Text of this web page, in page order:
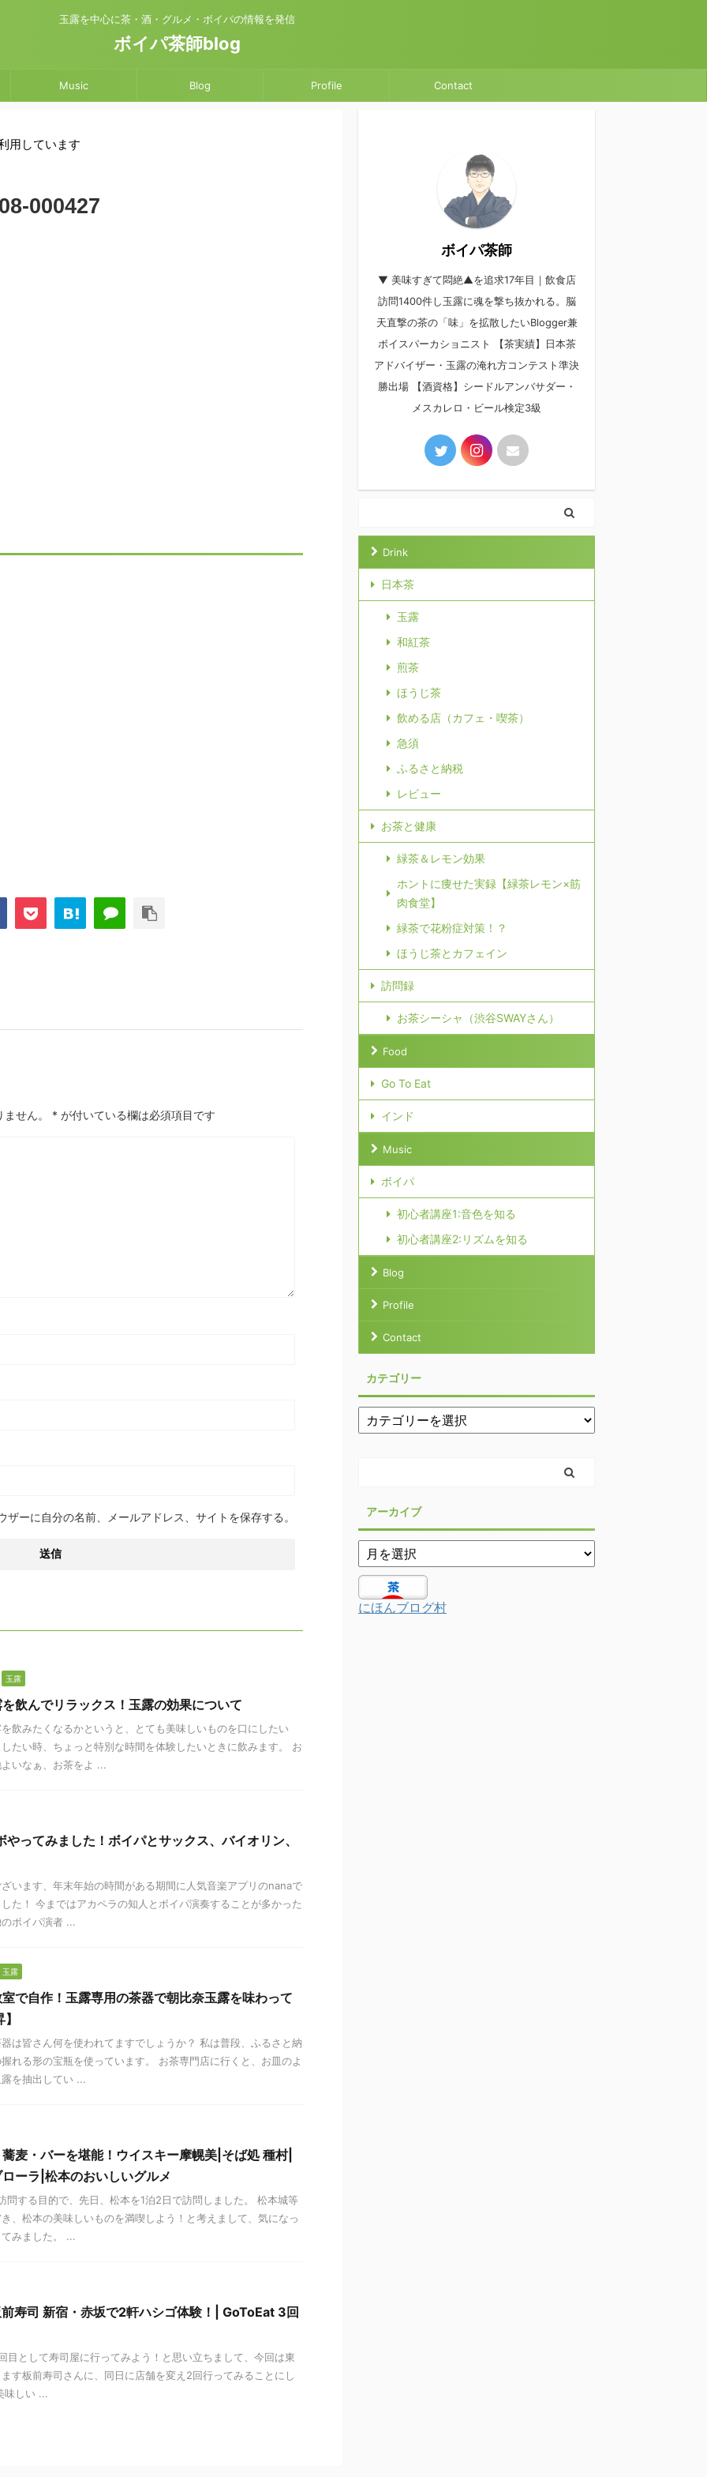
玉露を中心に茶・酒・グルメ・ボイパの情報を発信
ボイパ茶師blog
Music Blog Profile Contact
用しています
000427
せん。 * が付いている欄は必須項目です
ーに自分の名前、メールアドレス、サイトを保存する。
玉露
飲んでリラックス！玉露の効果について
飲みたくなるかというと、とても美味しいものを口にしたい
たい時、ちょっと特別な時間を体験したいときに飲みます。 お
いなぁ、お茶をよ ...
ってみました！ボイパとサックス、バイオリン、
います、年末年始の時間がある期間に人気音楽アプリのnanaで
た！ 今まではアカペラの知人とボイパ演奏することが多かった
ボイパ演者 ...
玉露
で自作！玉露専用の茶器で朝比奈玉露を味わって
は皆さん何を使われてますでしょうか？ 私は普段、ふるさと納
れる形の宝瓶を使っています。 お茶専門店に行くと、お皿のよ
を抽出してい ...
麦・バーを堪能！ウイスキー摩幌美|そば処 種村|
ーラ|松本のおいしいグルメ
問する目的で、先日、松本を1泊2日で訪問しました。 松本城等
、松本の美味しいものを満喫しよう！と考えまして、気になっ
みました。 ...
寿司 新宿・赤坂で2軒ハシゴ体験！| GoToEat 3回
目として寿司屋に行ってみよう！と思い立ちまして、今回は東
す板前寿司さんに、同日に店舗を変え2回行ってみることにし
味しい ...
ボイパ茶師
▼ 美味すぎて悶絶▲を追求17年目｜飲食店
訪問1400件し玉露に魂を撃ち抜かれる。脳
天直撃の茶の「味」を拡散したいBlogger兼
ボイスパーカショニスト 【茶実績】日本茶
アドバイザー・玉露の淹れ方コンテスト準決
勝出場 【酒資格】シードルアンバサダー・
メスカレロ・ビール検定3級
Drink
日本茶
玉露
和紅茶
煎茶
ほうじ茶
飲める店（カフェ・喫茶）
急須
ふるさと納税
レビュー
お茶と健康
緑茶＆レモン効果
ホントに痩せた実録【緑茶レモン×筋
肉食堂】
緑茶で花粉症対策！？
ほうじ茶とカフェイン
訪問録
お茶シーシャ（渋谷SWAYさん）
Food
Go To Eat
インド
Music
ボイパ
初心者講座1:音色を知る
初心者講座2:リズムを知る
Blog
Profile
Contact
カテゴリー
アーカイブ
にほんブログ村